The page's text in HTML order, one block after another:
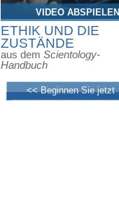
VIDEO ABSPIELEN
ETHIK UND DIE
ZUSTÄNDE
aus dem Scientology-
Handbuch
<< Beginnen Sie jetzt